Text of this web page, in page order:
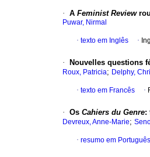
· A Feminist Review
Puwar, Nirmal
· texto em Inglês ·
· Nouvelles questions
Roux, Patricia; Delphy,
· texto em Francês ·
· Os Cahiers du Genre:
Devreux, Anne-Marie;
· resumo em Português